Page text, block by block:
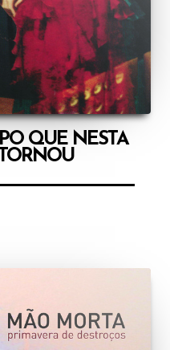
QUE NESTA